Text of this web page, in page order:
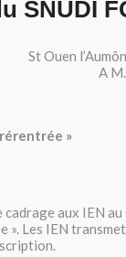
SNUDI
St Ouen
A
»
aux IEN
». Les IEN